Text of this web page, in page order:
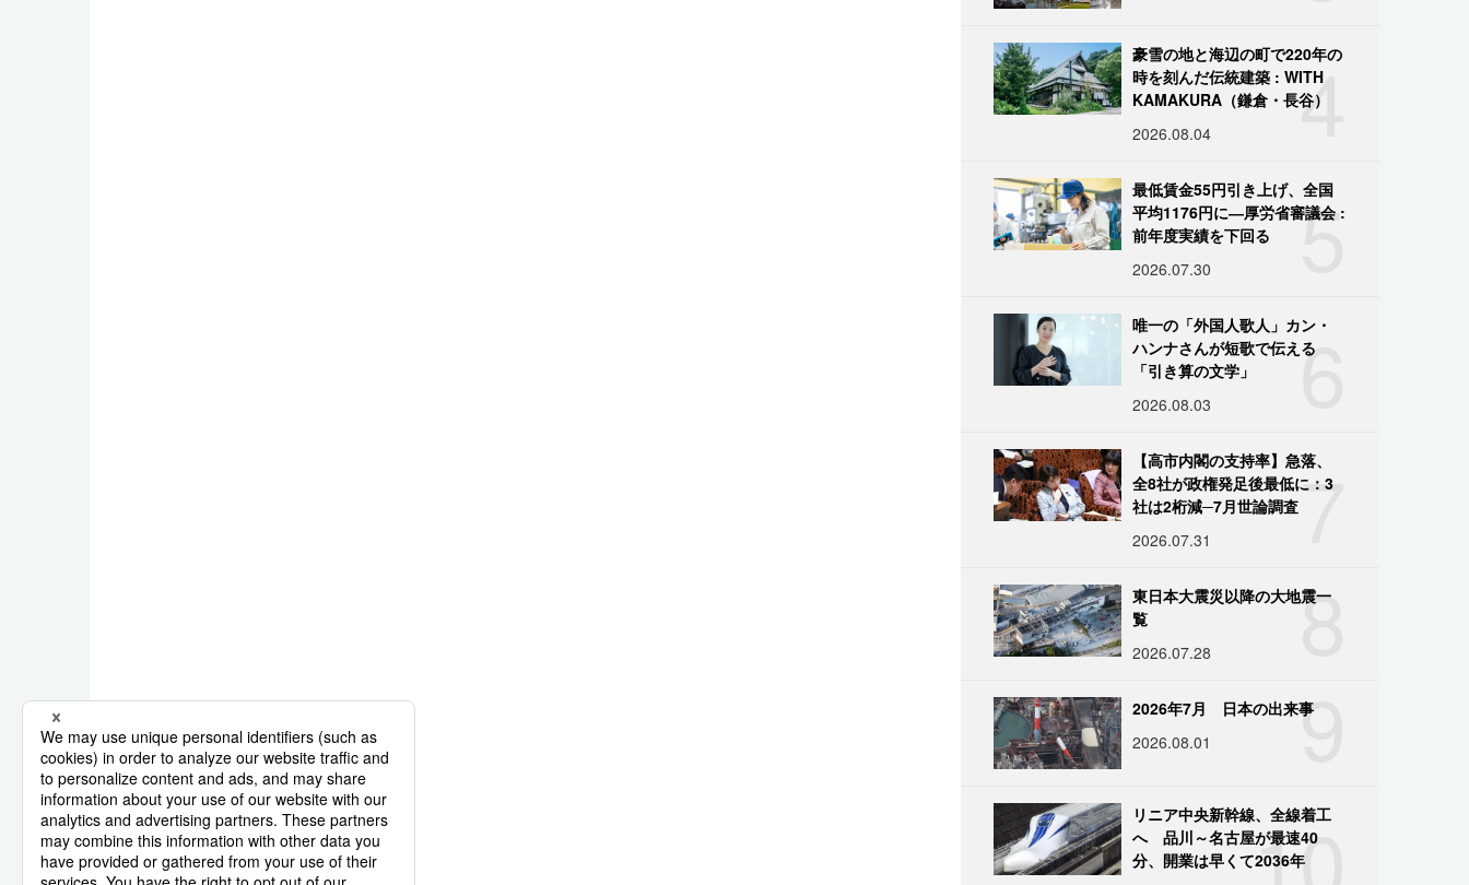
4
豪雪の地と海辺の町で220年の
時を刻んだ伝統建築 : WITH
KAMAKURA（鎌倉・長谷）
2026.08.04
5
最低賃金55円引き上げ、全国
平均1176円に―厚労省審議会 :
前年度実績を下回る
2026.07.30
6
唯一の「外国人歌人」カン・
ハンナさんが短歌で伝える
「引き算の文学」
2026.08.03
7
【高市内閣の支持率】急落、
全8社が政権発足後最低に：3
社は2桁減─7月世論調査
2026.07.31
8
東日本大震災以降の大地震一
覧
2026.07.28
9
2026年7月 日本の出来事
2026.08.01
10
リニア中央新幹線、全線着工
へ 品川～名古屋が最速40
分、開業は早くて2036年